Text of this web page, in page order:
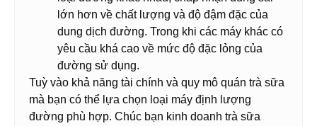
lớn hơn về chất lượng và độ đậm đặc của
dung dịch đường. Trong khi các máy khác có
yêu cầu khá cao về mức độ đặc lỏng của
đường sử dụng.
Tuỳ vào khả năng tài chính và quy mô quán trà sữa
mà bạn có thể lựa chọn loại máy định lượng
đường phù hợp. Chúc bạn kinh doanh trà sữa